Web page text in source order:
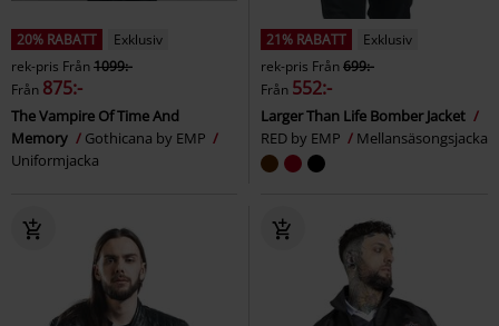
20% RABATT
Exklusiv
rek-pris Från1099:-
Från 875:-
The Vampire Of Time And
Memory
Gothicana by EMP
Uniformjacka
21% RABATT
Exklusiv
rek-pris Från699:-
Från 552:-
Larger Than Life Bomber Jacket
RED by EMP
Mellansäsongsjacka